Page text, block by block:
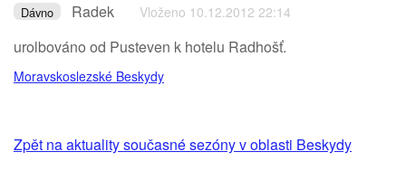
Dávno Radek Vloženo 10.12.2012 22:14
urolbováno od Pusteven k hotelu Radhošť.
Moravskoslezské Beskydy
Zpět na aktuality současné sezóny v oblasti Beskydy